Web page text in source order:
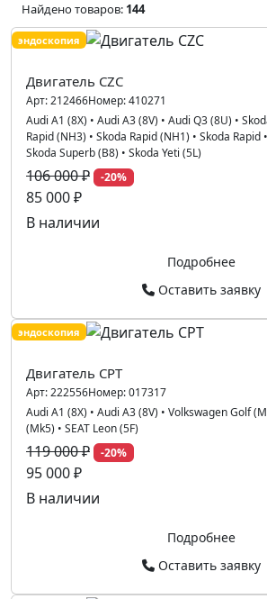
Найдено товаров: 144
эндоскопия
Двигатель CZC
Арт:212466Номер:410271
Audi A1 (8X) • Audi A3 (8V) • Audi Q3 (8U) •
Rapid (NH3) • Skoda Rapid (NH1) • Skoda Rapid •
Skoda Superb (B8) • Skoda Yeti (5L)
106 000 ₽ -20%
85 000 ₽
В наличии
Подробнее
Оставить заявку
эндоскопия
Двигатель CPT
Арт:222556Номер:017317
Audi A1 (8X) • Audi A3 (8V) • Volkswagen Golf
(Mk5) • SEAT Leon (5F)
119 000 ₽ -20%
95 000 ₽
В наличии
Подробнее
Оставить заявку